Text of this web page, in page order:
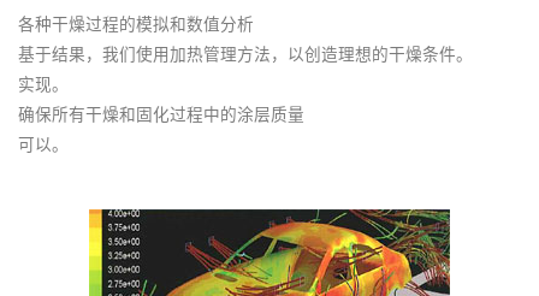
各种干燥过程的模拟和数值分析
基于结果，我们使用加热管理方法，以创造理想的干燥条件。
实现。
确保所有干燥和固化过程中的涂层质量
可以。